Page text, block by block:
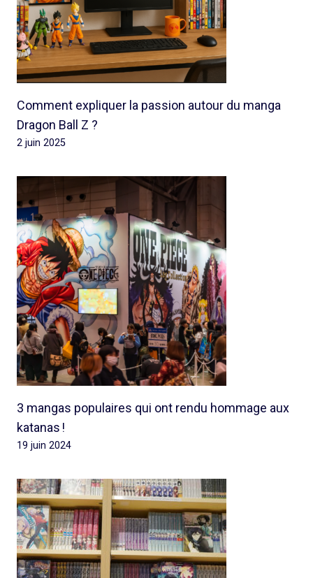
Comment expliquer la passion autour du manga
Dragon Ball Z ?
2 juin 2025
3 mangas populaires qui ont rendu hommage aux
katanas !
19 juin 2024